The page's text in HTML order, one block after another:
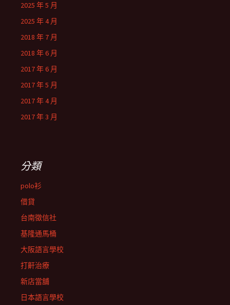
2025 年 5 月
2025 年 4 月
2018 年 7 月
2018 年 6 月
2017 年 6 月
2017 年 5 月
2017 年 4 月
2017 年 3 月
分類
polo衫
借貸
台南徵信社
基隆通馬桶
大阪語言學校
打鼾治療
新店當舖
日本語言學校